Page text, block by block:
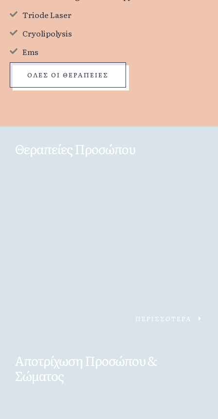
Triode Laser
Cryolipolysis
Ems
ΟΛΕΣ ΟΙ ΘΕΡΑΠΕΙΕΣ
Θεραπείες Προσώπου
ΠΕΡΙΣΣΟΤΕΡΑ
Αποτρίχωση Προσώπου &
Σώματος